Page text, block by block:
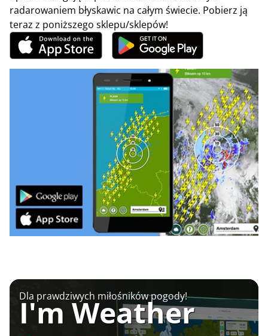
radarowaniem błyskawic na całym świecie. Pobierz ją
teraz z poniższego sklepu/sklepów!
Dla prawdziwych miłośników pogody!
I'm Weather